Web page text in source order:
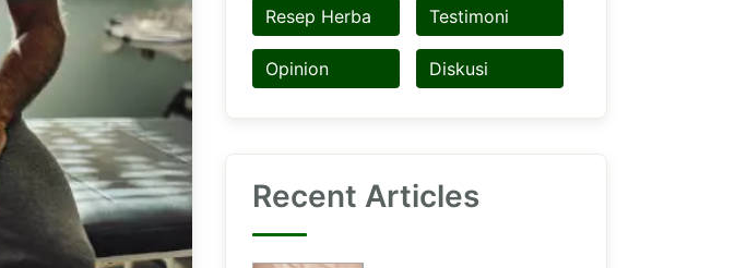
Resep Herba Testimoni
Opinion Diskusi
Recent Articles